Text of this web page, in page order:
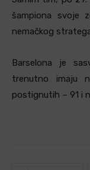
šampiona svoje
nemačkog
Barselona je
trenutno imaju
postignutih – 91 i